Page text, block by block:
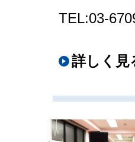
TEL:03-
詳しく見